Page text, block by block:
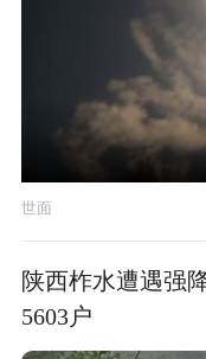
世面
陕西柞水遭遇强
5603户